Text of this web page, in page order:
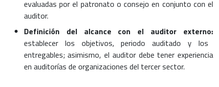
evaluadas por el patronato o consejo en conjunto con el
auditor.
Definición del alcance con el auditor externo:
establecer los objetivos, periodo auditado y los
entregables; asimismo, el auditor debe tener experiencia
en auditorías de organizaciones del tercer sector.